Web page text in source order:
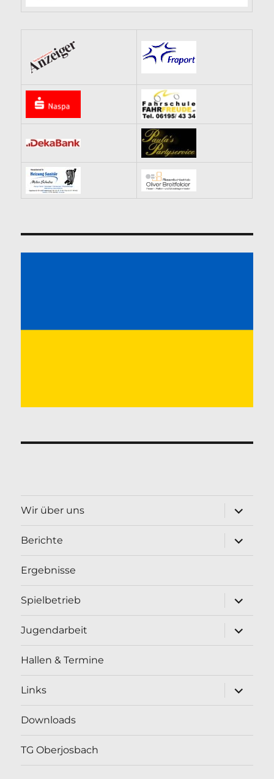
Wir über uns
öffnen
Berichte
öffnen
Ergebnisse
Spielbetrieb
öffnen
Jugendarbeit
öffnen
Hallen & Termine
Links
öffnen
Downloads
TG Oberjosbach